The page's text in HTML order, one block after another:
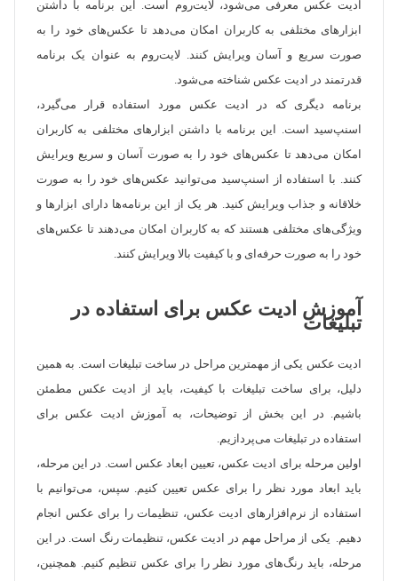
ادیت عکس معرفی می‌شود، لایت‌روم است. این برنامه با داشتن
ابزارهای مختلفی به کاربران امکان می‌دهد تا عکس‌های خود را به
صورت سریع و آسان ویرایش کنند. لایت‌روم به عنوان یک برنامه
قدرتمند در ادیت عکس شناخته می‌شود.
برنامه دیگری که در ادیت عکس مورد استفاده قرار می‌گیرد،
اسنپ‌سید است. این برنامه با داشتن ابزارهای مختلفی به کاربران
امکان می‌دهد تا عکس‌های خود را به صورت آسان و سریع ویرایش
کنند. با استفاده از اسنپ‌سید می‌توانید عکس‌های خود را به صورت
خلاقانه و جذاب ویرایش کنید. هر یک از این برنامه‌ها دارای ابزارها و
ویژگی‌های مختلفی هستند که به کاربران امکان می‌دهند تا عکس‌های
خود را به صورت حرفه‌ای و با کیفیت بالا ویرایش کنند.
آموزش ادیت عکس برای استفاده در
تبلیغات
ادیت عکس یکی از مهمترین مراحل در ساخت تبلیغات است. به همین
دلیل، برای ساخت تبلیغات با کیفیت، باید از ادیت عکس مطمئن
باشیم. در این بخش از توضیحات، به آموزش ادیت عکس برای
استفاده در تبلیغات می‌پردازیم.
اولین مرحله برای ادیت عکس، تعیین ابعاد عکس است. در این مرحله،
باید ابعاد مورد نظر را برای عکس تعیین کنیم. سپس، می‌توانیم با
استفاده از نرم‌افزارهای ادیت عکس، تنظیمات را برای عکس انجام
دهیم. یکی از مراحل مهم در ادیت عکس، تنظیمات رنگ است. در این
مرحله، باید رنگ‌های مورد نظر را برای عکس تنظیم کنیم. همچنین،